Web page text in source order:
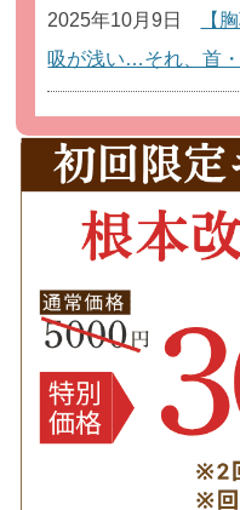
2025年10月9日
【
吸が浅い…それ、首